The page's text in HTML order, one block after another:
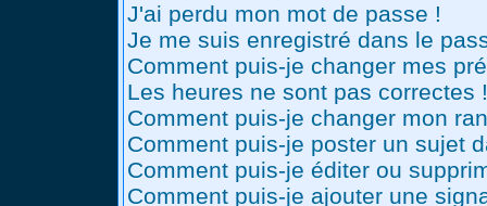
J'ai perdu mon mot de passe !
Je me suis enregistré dans le
Comment puis-je changer mes
Les heures ne sont pas correctes !
Comment puis-je changer mon
Comment puis-je poster un sujet
Comment puis-je éditer ou
Comment puis-je ajouter une